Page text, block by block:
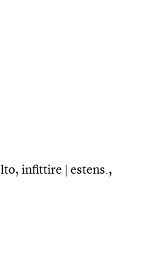
infittire
estens.,